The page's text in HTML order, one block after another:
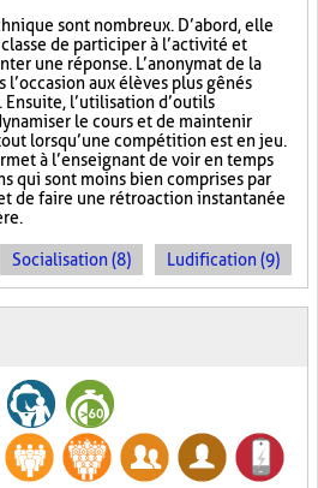
sont nombreux. D’abord, elle
de participer à l’activité et
une réponse. L’anonymat de la
aux élèves plus gênés
l’utilisation d’outils
le cours et de maintenir
lorsqu’une compétition est en jeu.
à l’enseignant de voir en temps
qui sont moins bien comprises par
de faire une rétroaction instantanée
Socialisation (8) Ludification (9)